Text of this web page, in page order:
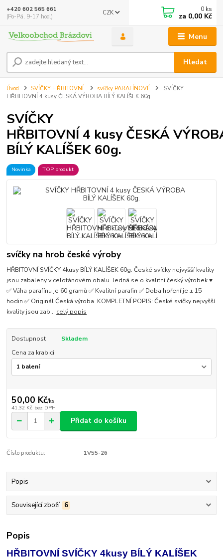
Menu
CZK
Hledat
+420 602 565 661
(Po-Pá, 9-17 hod.)
0 ks
za 0,00 Kč
Úvod SVÍČKY HŘBITOVNÍ svíčky PARAFÍNOVÉ
SVÍČKY
HŘBITOVNÍ 4 kusy ČESKÁ VÝROBA BÍLÝ KALÍŠEK 60g.
SVÍČKY
HŘBITOVNÍ 4 kusy ČESKÁ
BÍLÝ KALÍŠEK 60g.
Novinka TOP produkt
svíčky na hrob české výroby
HŘBITOVNÍ SVÍČKY 4kusy BÍLÝ KALÍŠEK 60g. České svíčky nejvyšší kvality
jsou zabaleny v celofánovém obalu. Jedná se o kvalitní český výrobek.♥
✅ Váha parafínu je 60 gramů ✅ Kvalitní parafin ✅ Doba hoření je ± 15
hodin ✅ Originál Česká výroba KOMPLETNÍ POPIS: České svíčky nejvyšší
kvality jsou zab... celý popis
Dostupnost
Skladem
Cena za krabici
50,00 Kč/ks
41,32 Kč bez DPH
Přidat do košíku
Číslo produktu: 1V55-26
Popis
Související zboží 6
Popis
HŘBITOVNÍ SVÍČKY 4kusy BÍLÝ KALÍŠEK